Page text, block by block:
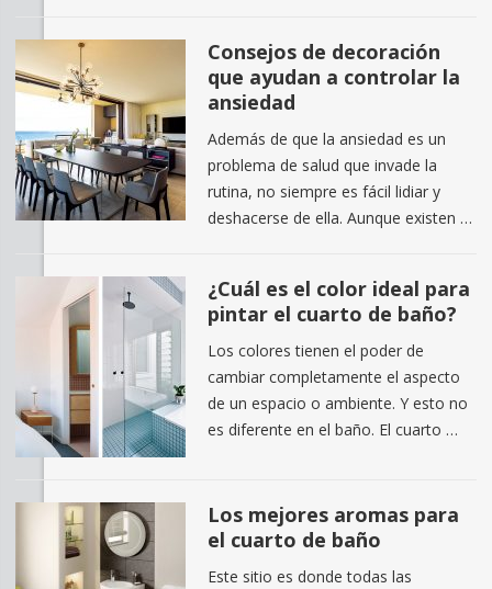
Consejos de decoración
que ayudan a controlar la
ansiedad
Además de que la ansiedad es un
problema de salud que invade la
rutina, no siempre es fácil lidiar y
deshacerse de ella. Aunque existen …
¿Cuál es el color ideal para
pintar el cuarto de baño?
Los colores tienen el poder de
cambiar completamente el aspecto
de un espacio o ambiente. Y esto no
es diferente en el baño. El cuarto …
Los mejores aromas para
el cuarto de baño
Este sitio es donde todas las